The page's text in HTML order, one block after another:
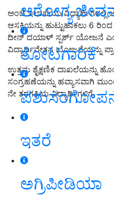
ಆರೋಗ್ಯ
ತೋಟಗಾರಿಕೆ
ಇತರೆ
ಅಗ್ರಿಪೀಡಿಯಾ
ಅಂಚೆ ಇಲಾಖೆಯು ವಿದ್ಯಾರ್ಥಿಗಳಲ್ಲಿ
ಆಸಕ್ತಿಯನ್ನು ಹುಟ್ಟುಹಾಕಲು 6
ದೀನ್ ದಯಾಳ್ ಸ್ಪರ್ಶ್ ಯೋಜನೆ
ವಿದ್ಯಾರ್ಥಿವೇತನ ಯೋಜನೆಯನ್ನು
ಉತ್ತಮ ಶೈಕ್ಷಣಿಕ ದಾಖಲೆಯನ್ನು
ಸಂಗ್ರಹಣೆಯನ್ನು ಹವ್ಯಾಸವಾಗಿ
ನೇ ತರಗತಿಯ ವಿದ್ಯಾರ್ಥಿಗಳಿಗೆ.